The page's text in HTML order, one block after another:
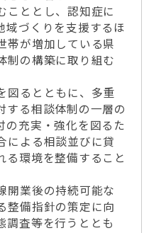
こととし、認知症に
域づくりを支援するほ
帯が増加している県
制の構築に取り組む
図るとともに、多重
する相談体制の一層の
の充実・強化を図るた
による相談並びに貸
る環境を整備すること
開業後の持続可能な
整備指針の策定に向
調査等を行うととも